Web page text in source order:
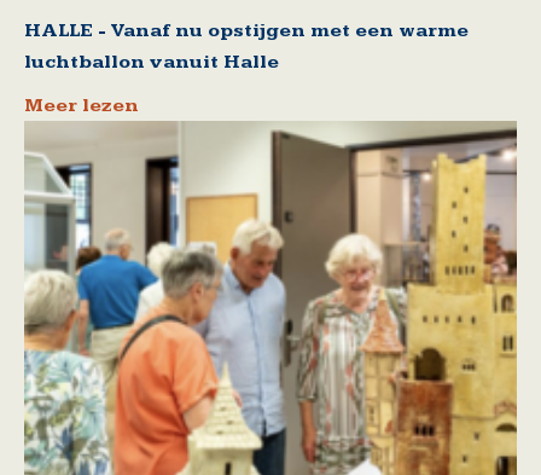
HALLE - Vanaf nu opstijgen met een warme
luchtballon vanuit Halle
Meer lezen